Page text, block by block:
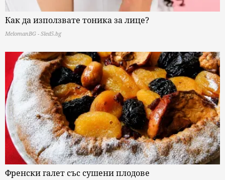
Как да използвате тоника за лице?
MelomanBG - Sled5.bg
Френски галет със сушени плодове